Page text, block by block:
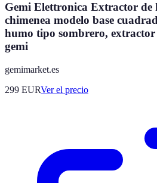
Gemi Elettronica Extractor de
chimenea modelo base
humo tipo sombrero, extractor
gemi
gemimarket.es
299 EURVer el precio